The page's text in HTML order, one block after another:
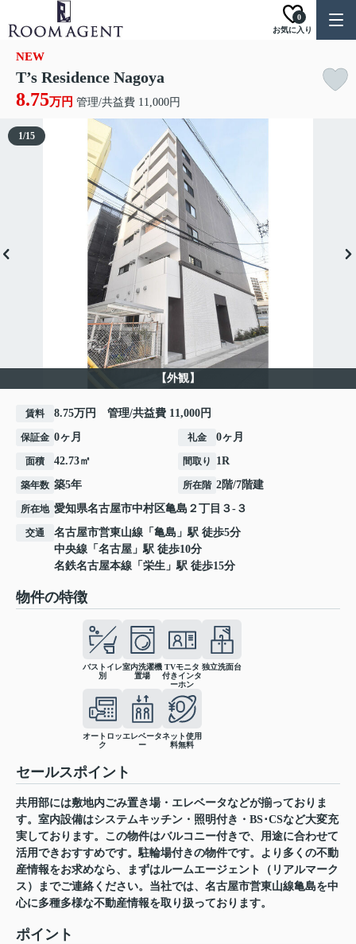
お気に入り
0
NEW
T’s Residence Nagoya
8.75万円 管理/共益費 11,000円
【外観】
1/15
賃料 8.75万円 管理/共益費 11,000円
保証金 0ヶ月 礼金 0ヶ月
面積 42.73㎡ 間取り 1R
築年数 築5年 所在階 2階/7階建
所在地 愛知県名古屋市中村区亀島 ２丁目３-３
交通 名古屋市営東山線 「 亀島 」駅 徒歩5分
中央線 「 名古屋 」駅 徒歩10分
名鉄名古屋本線 「 栄生 」駅 徒歩15分
物件の特徴
バストイレ
別
室内洗濯機
置場
TVモニタ
付きインタ
ーホン
独立洗面台
オートロッ
ク
エレベータ
ー
ネット使用
料無料
セールスポイント
共用部には敷地内ごみ置き場・エレベータなどが揃っておりま
す。室内設備はシステムキッチン・照明付き・BS･CSなど大変充
実しております。この物件はバルコニー付きで、用途に合わせて
活用できおすすめです。駐輪場付きの物件です。より多くの不動
産情報をお求めなら、まずはルームエージェント（リアルマーク
ス）までご連絡ください。当社では、名古屋市営東山線亀島を中
心に多種多様な不動産情報を取り扱っております。
ポイント